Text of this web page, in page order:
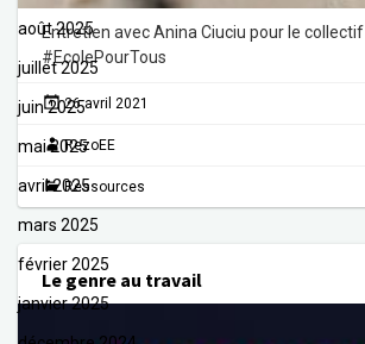
août 2025
juillet 2025
juin 2025
mai 2025
avril 2025
mars 2025
février 2025
janvier 2025
Entretien avec Anina Ciuciu pour le collectif
#EcolePourTous
26 avril 2021
RezoEE
Ressources
Le genre au travail